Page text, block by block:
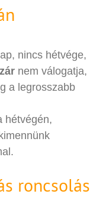
nincs hétvége,
nem válogatja,
a legrosszabb
hétvégén,
roncsolás